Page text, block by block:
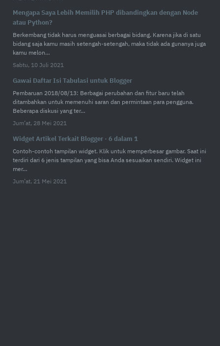
Mengapa Saya Lebih Memilih PHP dibandingkan dengan Node
atau Python?
Berkembang tidak harus menguasai berbagai bidang. Karena jika di satu
bidang saja kamu masih setengah-setengah, maka tidak ada gunanya juga
kamu melon…
Sabtu, 10 Juli 2021
Gawai Daftar Isi Tabulasi untuk Blogger
Pembaruan 2018/08/13: Berbagai perubahan dan fitur baru telah
ditambahkan untuk memenuhi saran dan permintaan para pengguna.
Beberapa diskusi yang ter…
Jum’at, 28 Mei 2021
Widget Artikel Terkait Blogger · 6 dalam 1
Contoh-contoh tampilan widget. Klik untuk memperbesar gambar. Saat ini
terdiri dari 6 jenis tampilan yang bisa Anda sesuaikan sendiri. Widget ini
mer…
Jum’at, 21 Mei 2021